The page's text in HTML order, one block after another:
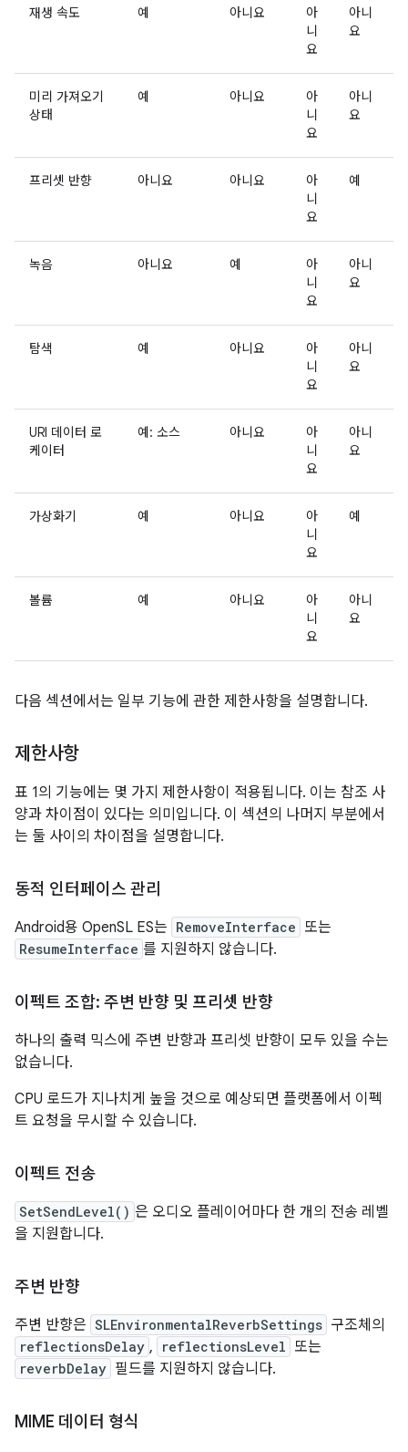
재생 속도 예 아니요
아
니
요
아니
요
미리 가져오기
상태
예 아니요
아
니
요
아니
요
프리셋 반향 아니요 아니요
아
니
요
예
녹음 아니요 예
아
니
요
아니
요
탐색 예 아니요
아
니
요
아니
요
URI 데이터 로
케이터
예: 소스 아니요
아
니
요
아니
요
가상화기 예 아니요
아
니
요
예
볼륨 예 아니요
아
니
요
아니
요
다음 섹션에서는 일부 기능에 관한 제한사항을 설명합니다.
제한사항
표 1의 기능에는 몇 가지 제한사항이 적용됩니다. 이는 참조 사
양과 차이점이 있다는 의미입니다. 이 섹션의 나머지 부분에서
는 둘 사이의 차이점을 설명합니다.
동적 인터페이스 관리
Android용 OpenSL ES는 RemoveInterface 또는
ResumeInterface 를 지원하지 않습니다.
이펙트 조합: 주변 반향 및 프리셋 반향
하나의 출력 믹스에 주변 반향과 프리셋 반향이 모두 있을 수는
없습니다.
CPU 로드가 지나치게 높을 것으로 예상되면 플랫폼에서 이펙
트 요청을 무시할 수 있습니다.
이펙트 전송
SetSendLevel() 은 오디오 플레이어마다 한 개의 전송 레벨
을 지원합니다.
주변 반향
주변 반향은 SLEnvironmentalReverbSettings 구조체의
reflectionsDelay , reflectionsLevel 또는
reverbDelay 필드를 지원하지 않습니다.
MIME 데이터 형식